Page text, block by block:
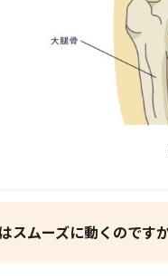
スムーズに動くのです